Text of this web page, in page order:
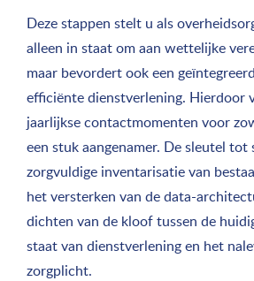
Deze stappen stelt u als
alleen in staat om aan wettelijke
maar bevordert ook een
efficiënte dienstverlening. Hierdoor
jaarlijkse contactmomenten voor
een stuk aangenamer. De sleutel tot
zorgvuldige inventarisatie van
het versterken van de data-
dichten van de kloof tussen de
staat van dienstverlening en het
zorgplicht.